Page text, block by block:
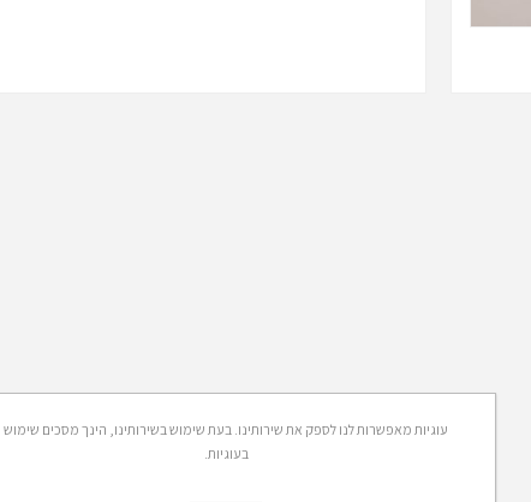
עוגיות מאפשרות לנו לספק את שירותינו. בעת שימוש בשירותינו, הינך מסכים שימוש
בעוגיות.